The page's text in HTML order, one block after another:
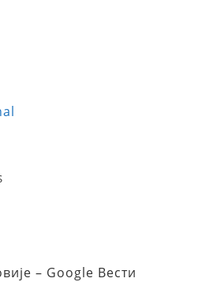
– Google Вести